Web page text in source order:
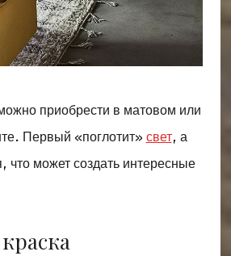
приобрести в матовом или
Первый «поглотит» свет, а
что может создать интересные